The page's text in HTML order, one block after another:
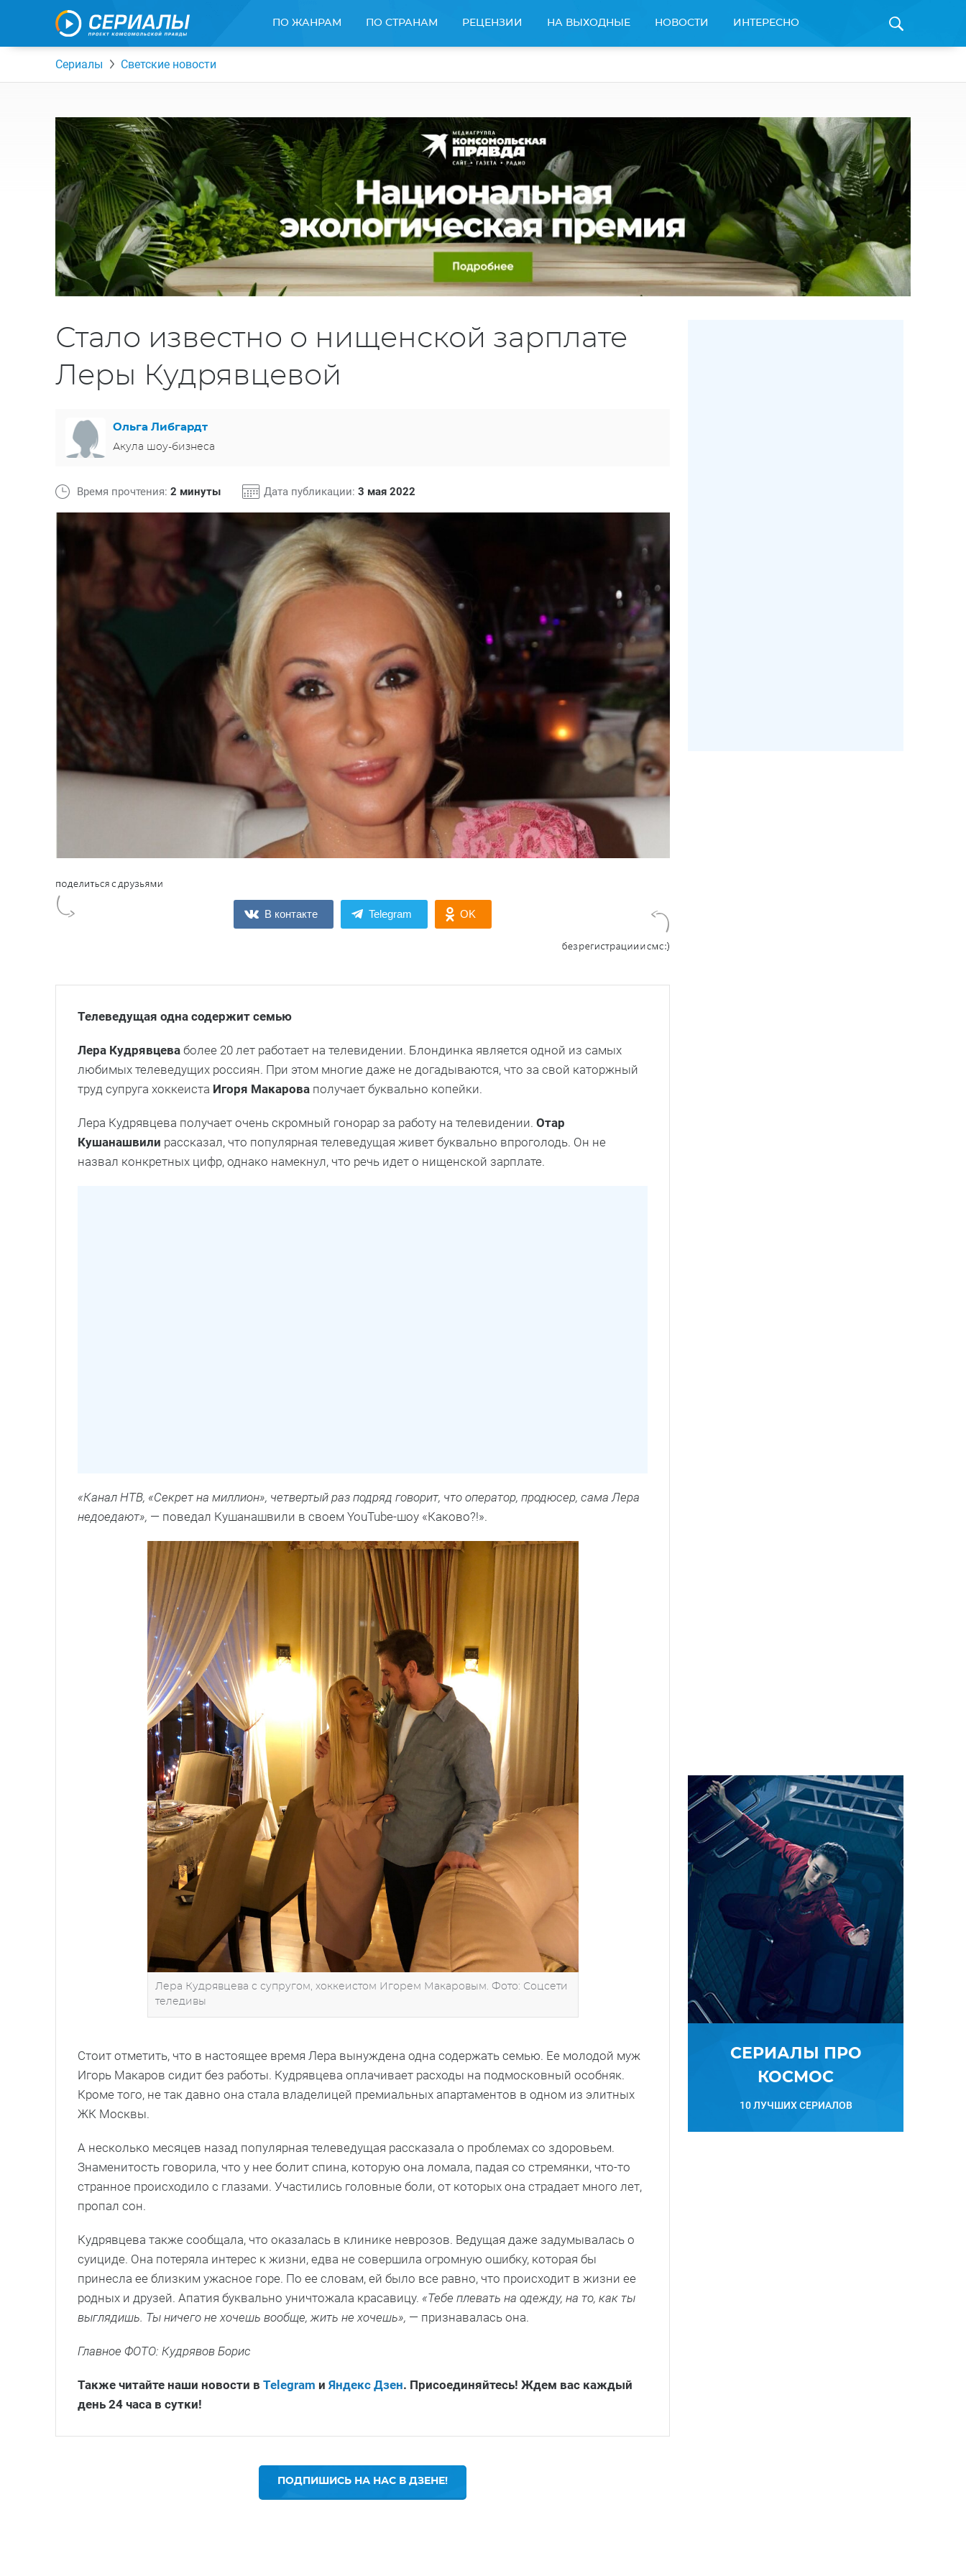
ПО ЖАНРАМ ПО СТРАНАМ РЕЦЕНЗИИ НА ВЫХОДНЫЕ НОВОСТИ ИНТЕРЕСНО
Сериалы Светские новости
Стало известно о нищенской зарплате
Леры Кудрявцевой
Ольга Либгардт
Акула шоу-бизнеса
Время прочтения: 2 минуты Дата публикации: 3 мая 2022
В контакте Telegram OK
Телеведущая одна содержит семью
Лера Кудрявцева более 20 лет работает на телевидении. Блондинка является одной из самых
любимых телеведущих россиян. При этом многие даже не догадываются, что за свой каторжный
труд супруга хоккеиста Игоря Макарова получает буквально копейки.
Лера Кудрявцева получает очень скромный гонорар за работу на телевидении. Отар
Кушанашвили рассказал, что популярная телеведущая живет буквально впроголодь. Он не
назвал конкретных цифр, однако намекнул, что речь идет о нищенской зарплате.
«Канал НТВ, «Секрет на миллион», четвертый раз подряд говорит, что оператор, продюсер, сама Лера
недоедают», — поведал Кушанашвили в своем YouTube-шоу «Каково?!».
Лера Кудрявцева с супругом, хоккеистом Игорем Макаровым. Фото: Соцсети
теледивы
Стоит отметить, что в настоящее время Лера вынуждена одна содержать семью. Ее молодой муж
Игорь Макаров сидит без работы. Кудрявцева оплачивает расходы на подмосковный особняк.
Кроме того, не так давно она стала владелицей премиальных апартаментов в одном из элитных
ЖК Москвы.
А несколько месяцев назад популярная телеведущая рассказала о проблемах со здоровьем.
Знаменитость говорила, что у нее болит спина, которую она ломала, падая со стремянки, что-то
странное происходило с глазами. Участились головные боли, от которых она страдает много лет,
пропал сон.
Кудрявцева также сообщала, что оказалась в клинике неврозов. Ведущая даже задумывалась о
суициде. Она потеряла интерес к жизни, едва не совершила огромную ошибку, которая бы
принесла ее близким ужасное горе. По ее словам, ей было все равно, что происходит в жизни ее
родных и друзей. Апатия буквально уничтожала красавицу. «Тебе плевать на одежду, на то, как ты
выглядишь. Ты ничего не хочешь вообще, жить не хочешь», — признавалась она.
Главное ФОТО: Кудрявов Борис
Также читайте наши новости в Telegram и Яндекс Дзен. Присоединяйтесь! Ждем вас каждый
день 24 часа в сутки!
ПОДПИШИСЬ НА НАС В ДЗЕНЕ!
СЕРИАЛЫ ПРО
КОСМОС
10 ЛУЧШИХ СЕРИАЛОВ